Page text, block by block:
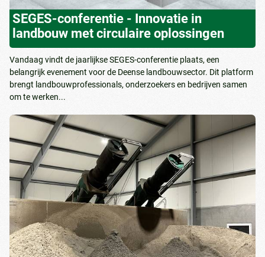
SEGES-conferentie - Innovatie in
landbouw met circulaire oplossingen
Vandaag vindt de jaarlijkse SEGES-conferentie plaats, een
belangrijk evenement voor de Deense landbouwsector. Dit platform
brengt landbouwprofessionals, onderzoekers en bedrijven samen
om te werken...